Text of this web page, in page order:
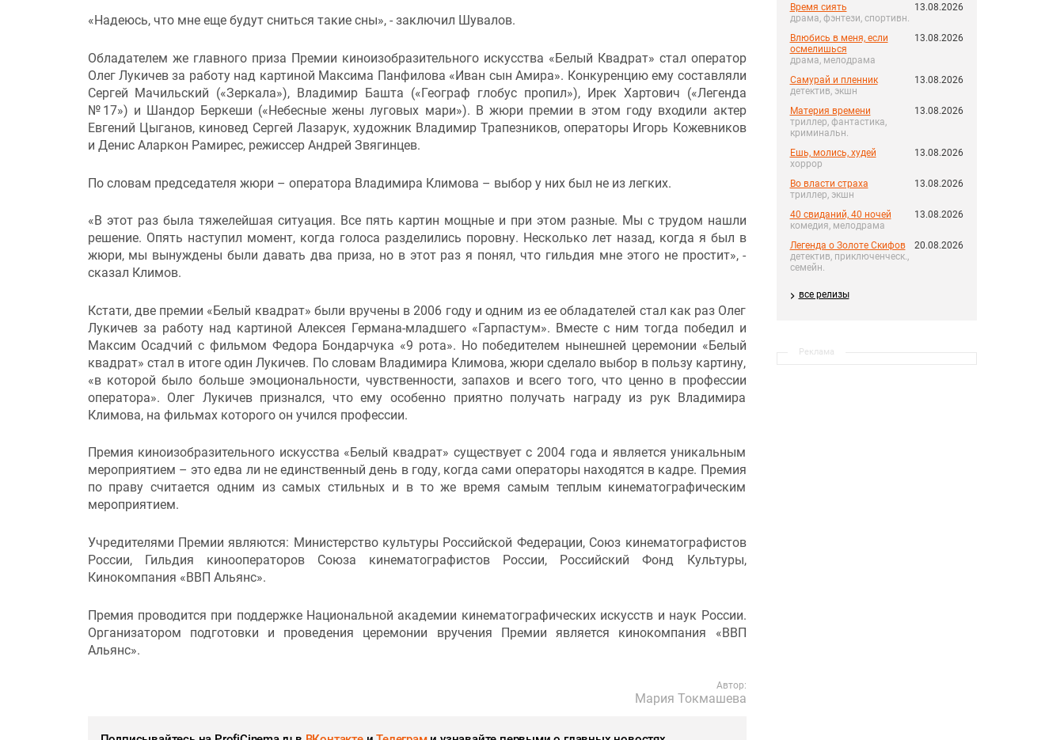
Время сиять
драма, фэнтези, спортивн.
13.08.2026
Влюбись в меня, если
осмелишься
драма, мелодрама
13.08.2026
Самурай и пленник
детектив, экшн
13.08.2026
Материя времени
триллер, фантастика,
криминальн.
13.08.2026
Ешь, молись, худей
хоррор
13.08.2026
Во власти страха
триллер, экшн
13.08.2026
40 свиданий, 40 ночей
комедия, мелодрама
13.08.2026
Легенда о Золоте Скифов
детектив, приключенческ.,
семейн.
20.08.2026
все релизы
Реклама
«Надеюсь, что мне еще будут сниться такие сны», - заключил Шувалов.
Обладателем же главного приза Премии киноизобразительного искусства «Белый Квадрат» стал оператор
Олег Лукичев за работу над картиной Максима Панфилова «Иван сын Амира». Конкуренцию ему составляли
Сергей Мачильский («Зеркала»), Владимир Башта («Географ глобус пропил»), Ирек Хартович («Легенда
№17») и Шандор Беркеши («Небесные жены луговых мари»). В жюри премии в этом году входили актер
Евгений Цыганов, киновед Сергей Лазарук, художник Владимир Трапезников, операторы Игорь Кожевников
и Денис Аларкон Рамирес, режиссер Андрей Звягинцев.
По словам председателя жюри – оператора Владимира Климова – выбор у них был не из легких.
«В этот раз была тяжелейшая ситуация. Все пять картин мощные и при этом разные. Мы с трудом нашли
решение. Опять наступил момент, когда голоса разделились поровну. Несколько лет назад, когда я был в
жюри, мы вынуждены были давать два приза, но в этот раз я понял, что гильдия мне этого не простит», -
сказал Климов.
Кстати, две премии «Белый квадрат» были вручены в 2006 году и одним из ее обладателей стал как раз Олег
Лукичев за работу над картиной Алексея Германа-младшего «Гарпастум». Вместе с ним тогда победил и
Максим Осадчий с фильмом Федора Бондарчука «9 рота». Но победителем нынешней церемонии «Белый
квадрат» стал в итоге один Лукичев. По словам Владимира Климова, жюри сделало выбор в пользу картину,
«в которой было больше эмоциональности, чувственности, запахов и всего того, что ценно в профессии
оператора». Олег Лукичев признался, что ему особенно приятно получать награду из рук Владимира
Климова, на фильмах которого он учился профессии.
Премия киноизобразительного искусства «Белый квадрат» существует с 2004 года и является уникальным
мероприятием – это едва ли не единственный день в году, когда сами операторы находятся в кадре. Премия
по праву считается одним из самых стильных и в то же время самым теплым кинематографическим
мероприятием.
Учредителями Премии являются: Министерство культуры Российской Федерации, Союз кинематографистов
России, Гильдия кинооператоров Союза кинематографистов России, Российский Фонд Культуры,
Кинокомпания «ВВП Альянс».
Премия проводится при поддержке Национальной академии кинематографических искусств и наук России.
Организатором подготовки и проведения церемонии вручения Премии является кинокомпания «ВВП
Альянс».
Автор:
Мария Токмашева